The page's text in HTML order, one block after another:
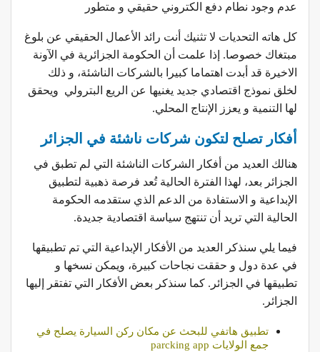
عدم وجود نطام دفع الكتروني حقيقي و متطور
كل هاته التحديات لا تثنيك أنت رائد الأعمال الحقيقي عن بلوغ
مبتغاك خصوصا. إذا علمت أن الحكومة الجزائرية في الآونة
الاخيرة قد أبدت اهتماما كبيرا بالشركات الناشئة، و ذلك
لخلق نموذج اقتصادي جديد يغنيها عن الريع البترولي ويحقق
لها التنمية و يعزز الإنتاج المحلي.
أفكار تصلح لتكون شركات ناشئة في الجزائر
هنالك العديد من أفكار الشركات الناشئة التي لم تطبق في
الجزائر بعد، لهذا الفترة الحالية تُعد فرصة ذهبية لتطبيق
الإبداعية و الاستفادة من الدعم الذي ستقدمه الحكومة
الحالية التي تريد أن تنتهج سياسة اقتصادية جديدة.
فيما يلي سنذكر العديد من الأفكار الإبداعية التي تم تطبيقها
في عدة دول و حققت نجاحات كبيرة، ويمكن نسخها و
تطبيقها في الجزائر. كما سنذكر بعض الأفكار التي تفتقر إليها
الجزائر.
تطبيق هاتفي للبحث عن مكان ركن السيارة يصلح في
جمع الولايات parcking app